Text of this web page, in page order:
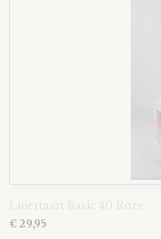
Luiertaart Basic 40 Roze
€ 29,95